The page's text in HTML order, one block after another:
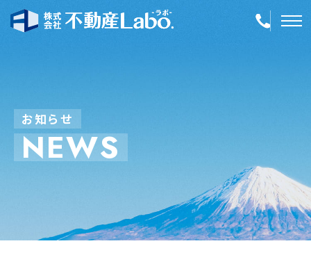
空き家再生
会社案内
店舗紹介
お知らせ
NEWS